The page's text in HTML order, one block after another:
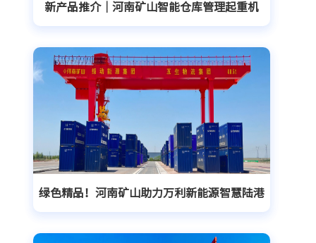
新产品推介｜河南矿山智能仓库管理起重机
绿色精品！河南矿山助力万利新能源智慧陆港